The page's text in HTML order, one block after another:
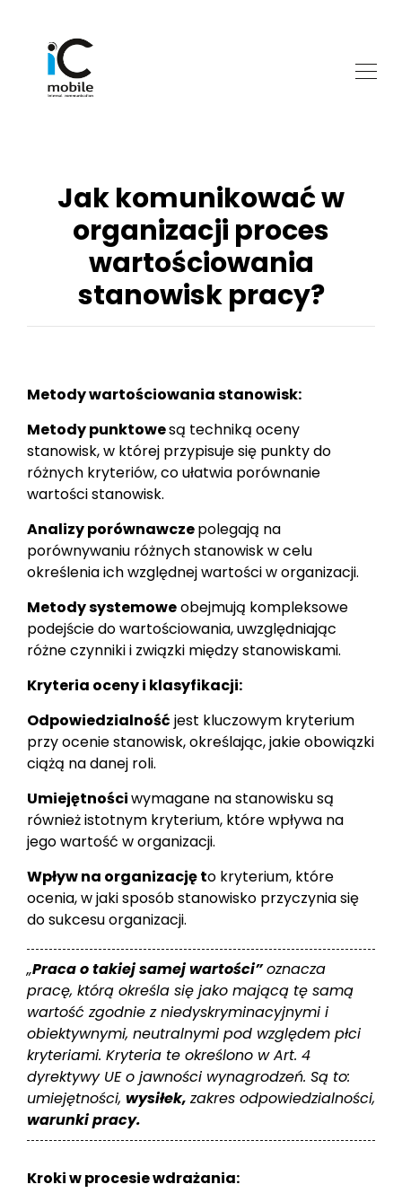
Jak komunikować w
organizacji proces
wartościowania
stanowisk pracy?
Metody wartościowania stanowisk:
Metody punktowesą techniką oceny
stanowisk, w której przypisuje się punkty do
różnych kryteriów, co ułatwia porównanie
wartości stanowisk.
Analizy porównawczepolegają na
porównywaniu różnych stanowisk w celu
określenia ich względnej wartości w organizacji.
Metody systemoweobejmują kompleksowe
podejście do wartościowania, uwzględniając
różne czynniki i związki między stanowiskami.
Kryteria oceny i klasyfikacji:
Odpowiedzialność jest kluczowym kryterium
przy ocenie stanowisk, określając, jakie obowiązki
ciążą na danej roli.
Umiejętnościwymagane na stanowisku są
również istotnym kryterium, które wpływa na
jego wartość w organizacji.
Wpływ na organizacjęto kryterium, które
ocenia, w jaki sposób stanowisko przyczynia się
do sukcesu organizacji.
„Praca o takiej samej wartości”oznacza
pracę, którą określa się jako mającą tę samą
wartość zgodnie z niedyskryminacyjnymi i
obiektywnymi, neutralnymi pod względem płci
kryteriami. Kryteria te określono w Art. 4
dyrektywy UE o jawności wynagrodzeń. Są to:
umiejętności, wysiłek, zakres odpowiedzialności,
warunki pracy.
Kroki w procesie wdrażania: